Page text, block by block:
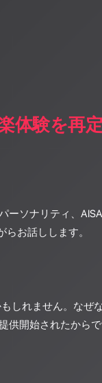
体験を再
ーソナリティ、
お話しします。
しれません。なぜ
供開始されたから